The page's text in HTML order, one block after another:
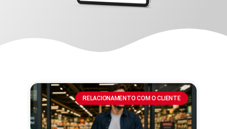
RELACIONAMENTO COM O CLIENTE